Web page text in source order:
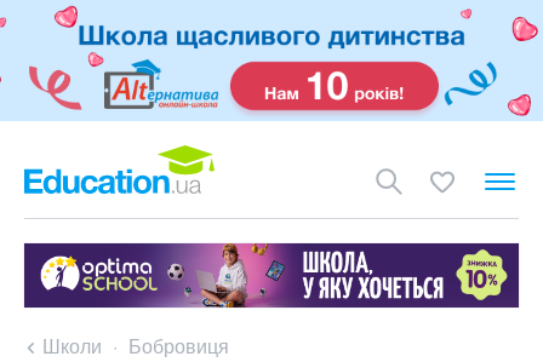
Школи Бобровиця